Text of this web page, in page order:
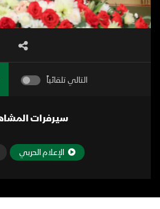
التالي تلقائياً
سيرفرات
الإعلام الحربي